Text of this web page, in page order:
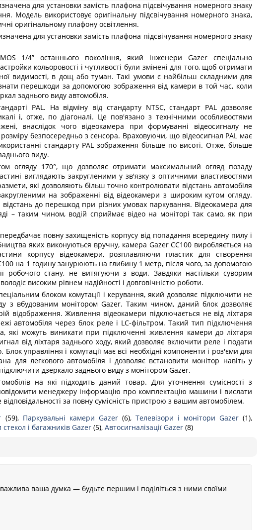
для установки замість плафона підсвічування номерного знаку
Модель використовує оригінальну підсвічування номерного знака,
оригінальному плафону освітлення.
для установки замість плафона підсвічування номерного знаку
1/4” останнього покоління, який інженери Gazer спеціально
кольоровості і чутливості були змінені для того, щоб отримати
видимості, в дощ або туман. Такі умови є найбільш складними для
перешкоди за допомогою зображення від камери в той час, коли
заднього виду автомобіля.
PAL. На відміну від стандарту NTSC, стандарт PAL дозволяє
і, отже, по діагоналі. Це пов'язано з технічними особливостями
внаслідок чого відеокамера при формуванні відеосигналу не
безпосередньо з сенсора. Враховуючи, що відеосигнал PAL має
стандарту PAL зображення більше по висоті. Отже, більше
виду.
огляду 170°, що дозволяє отримати максимальний огляд позаду
виглядають закругленими у зв'язку з оптичними властивостями
які дозволяють більш точно контролювати відстань автомобіля
на зображенні від відеокамери з широким кутом огляду.
до перешкод при різних умовах паркування. Відеокамера для
– таким чином, водій сприймає відео на моніторі так само, як при
повну захищеність корпусу від попадання всередину пилу і
яких виконуються вручну, камера Gazer СС100 виробляється на
корпусу відеокамери, розплавляючи пластик для створення
на 1 годину занурюють на глибину 1 метр, після чого, за допомогою
робочого стану, не витягуючи з води. Завдяки настільки суворим
високим рівнем надійності і довговічністю роботи.
блоком комутації і керування, який дозволяє підключити не
з вбудованим монітором Gazer. Таким чином, даний блок дозволяє
відображення. Живлення відеокамери підключається не від ліхтаря
автомобіля через блок реле і LC-фільтром. Такий тип підключення
які можуть виникати при підключенні живлення камери до ліхтаря
від ліхтаря заднього ходу, який дозволяє включити реле і подати
управління і комутації має всі необхідні компоненти і роз'єми для
для легкового автомобіля і дозволяє встановити монітор навіть у
дзеркало заднього виду з монітором Gazer.
на які підходить даний товар. Для уточнення сумісності з
менеджеру інформацію про комплектацію машини і вислати
за повну сумісність пристрою з вашим автомобілем.
(59), Паркувальні камери Gazer (6), Телевізори і монітори Gazer(1),
і багажників Gazer (5), Автосигналізації Gazer (8)
ваша думка — будьте першим і поділіться з ними своїми